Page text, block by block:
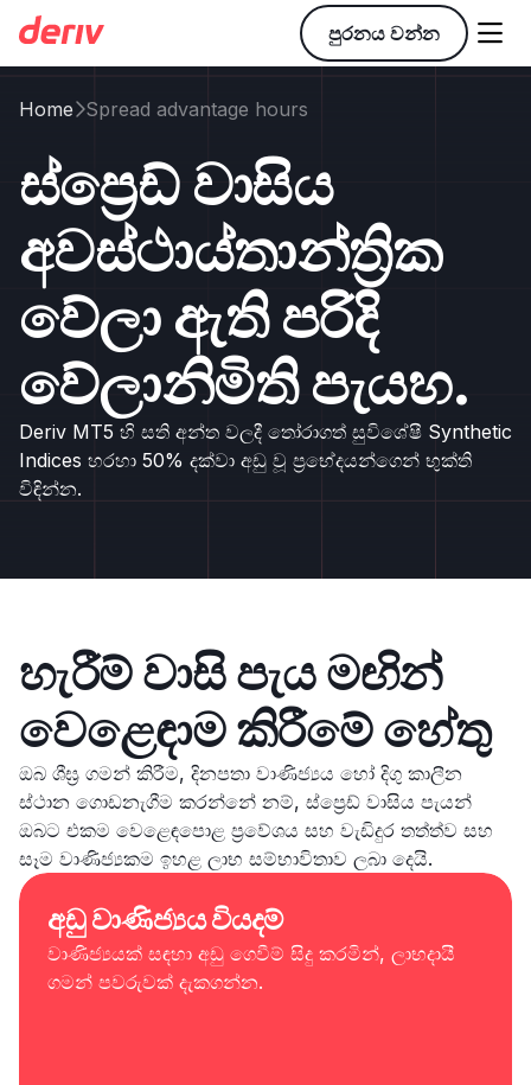
පුරනය වන්න 
HomeSpread advantage hours
ස්ප්‍රෙඩ් වාසිය
අවස්ථාය්තාන්ත්‍රික
වේලා ඇති පරිදි
වේලානිමිති පැයහ.
Deriv MT5 හි සති අන්ත වලදී තෝරාගත් සුවිශේෂී Synthetic
Indices හරහා 50% දක්වා අඩු වූ ප්‍රභේදයන්ගෙන් භුක්ති
විඳින්න.
හැරීම් වාසි පැය මඟින්
වෙළෙඳාම කිරීමේ හේතු
ඔබ ශීඝ්‍ර ගමන් කිරීම, දිනපතා වාණිජ්‍යය හෝ දිගු කාලීන
ස්ථාන ගොඩනැගීම කරන්නේ නම්, ස්ප්‍රෙඩ් වාසිය පැයන්
ඔබට එකම වෙළෙඳපොළ ප්‍රවේශය සහ වැඩිදුර තත්ත්ව සහ
සෑම වාණිජ්‍යකම ඉහළ ලාභ සම්භාවිතාව ලබා දෙයි.
අඩු වාණිජ්‍යය වියදම්
වාණිජ්‍යයක් සඳහා අඩු ගෙවීම් සිදු කරමින්, ලාභදායී
ගමන් පවරුවක් දැකගන්න.